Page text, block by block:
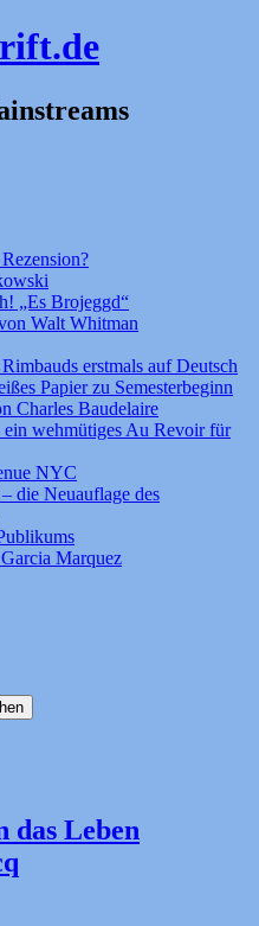
„Es Brojeggd“
Walt Whitman
erstmals auf Deutsch
Papier zu Semesterbeginn
Charles Baudelaire
wehmütiges Au Revoir für
NYC
die Neuauflage des
Marquez
das Leben